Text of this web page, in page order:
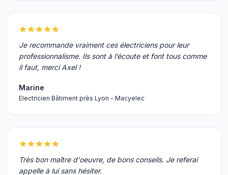
Je recommande vraiment ces électriciens pour leur
professionnalisme. Ils sont à l’écoute et font tous comme
il faut, merci Axel !
Marine
Electricien Bâtiment près Lyon - Macyelec
Très bon maître d'oeuvre, de bons conseils. Je referai
appelle à lui sans hésiter.